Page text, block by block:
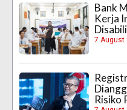
Bank
Kerja
7 August
Risiko